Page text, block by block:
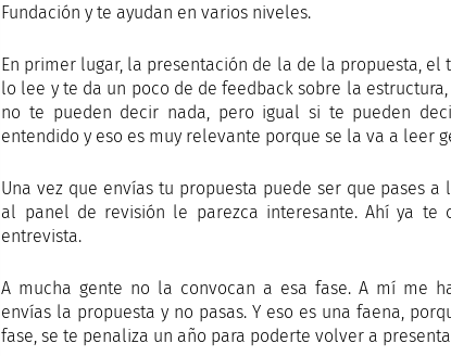
Fundación y te ayudan en varios niveles.
En primer lugar, la presentación de la de la propuesta, el
lo lee y te da un poco de de feedback sobre la
no te pueden decir nada, pero igual si te pueden
entendido y eso es muy relevante porque se la va a leer
Una vez que envías tu propuesta puede ser que pases
al panel de revisión le parezca interesante. Ahí ya te
entrevista.
A mucha gente no la convocan a esa fase. A mí me
envías la propuesta y no pasas. Y eso es una faena,
fase, se te penaliza un año para poderte volver a